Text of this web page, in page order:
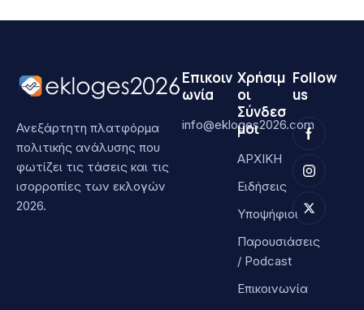
Ανεξάρτητη πλατφόρμα
πολιτικής ανάλυσης που
φωτίζει τις τάσεις και τις
ισορροπίες των εκλογών
2026.
Επικοιν
ωνία
info@ekloges2026.com
Χρήσιμ
οι
Σύνδεσ
μοι
ΑΡΧΙΚΗ
Ειδήσεις
Υποψήφιοι
Παρουσιάσεις
/ Podcast
Επικοινωνία
Follow
us